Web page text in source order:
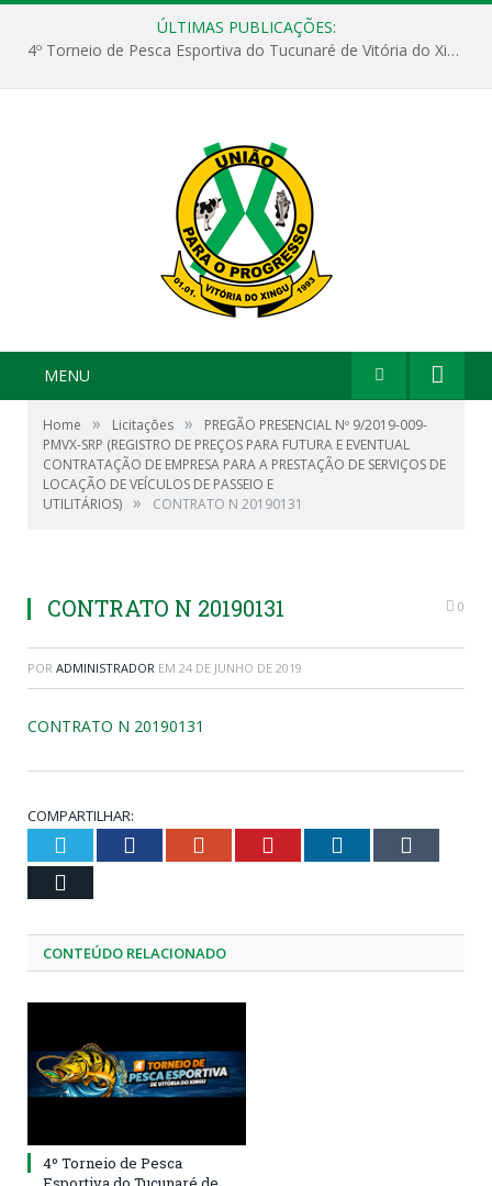
ÚLTIMAS PUBLICAÇÕES:
4º Torneio de Pesca Esportiva do Tucunaré de Vitória do Xingu
MENU
Home » Licitações »
PREGÃO PRESENCIAL Nº 9/2019-009-
PMVX-SRP (REGISTRO DE PREÇOS PARA FUTURA E EVENTUAL
CONTRATAÇÃO DE EMPRESA PARA A PRESTAÇÃO DE SERVIÇOS DE
LOCAÇÃO DE VEÍCULOS DE PASSEIO E
UTILITÁRIOS) » CONTRATO N 20190131
CONTRATO N 20190131 0
POR ADMINISTRADOR EM 24 DE JUNHO DE 2019
CONTRATO N 20190131
COMPARTILHAR:
Twitter Facebook Google+ Pinterest LinkedIn
CONTEÚDO RELACIONADO
4º Torneio de Pesca